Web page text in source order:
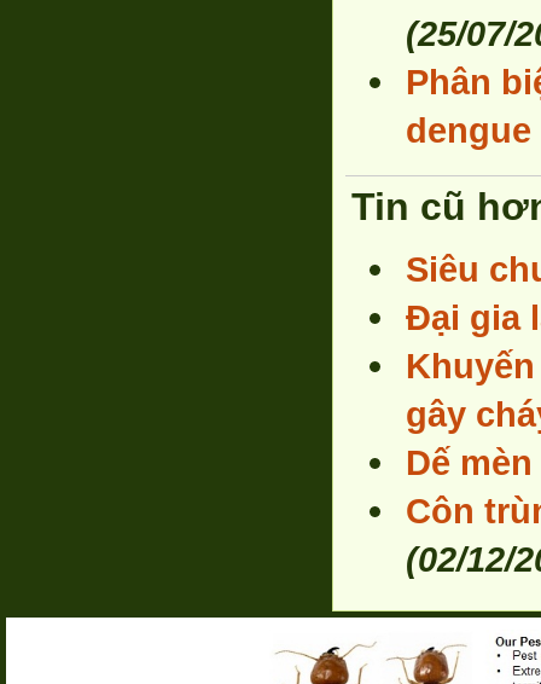
(25/07/
Phân
Tin cũ
Siêu
Đại gia
gây
Dế
Côn
(02/12/